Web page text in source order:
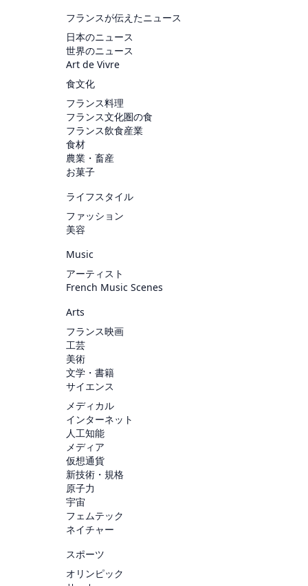
フランスが伝えたニュース
日本のニュース
世界のニュース
Art de Vivre
食文化
フランス料理
フランス文化圏の食
フランス飲食産業
食材
農業・畜産
お菓子
ライフスタイル
ファッション
美容
Music
アーティスト
French Music Scenes
Arts
フランス映画
工芸
美術
文学・書籍
サイエンス
メディカル
インターネット
人工知能
メディア
仮想通貨
新技術・規格
原子力
宇宙
フェムテック
ネイチャー
スポーツ
オリンピック